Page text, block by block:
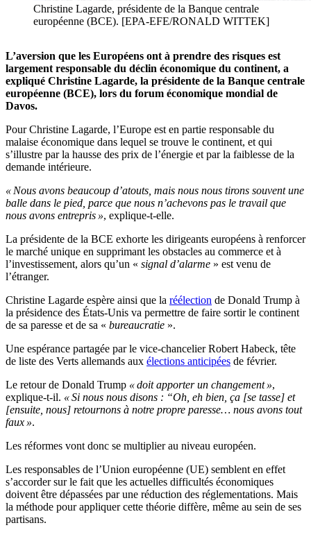
Christine Lagarde, présidente de la Banque centrale
européenne (BCE). [EPA-EFE/RONALD WITTEK]
L’aversion que les Européens ont à prendre des risques est
largement responsable du déclin économique du continent, a
expliqué Christine Lagarde, la présidente de la Banque centrale
européenne (BCE), lors du forum économique mondial de
Davos.
Pour Christine Lagarde, l’Europe est en partie responsable du
malaise économique dans lequel se trouve le continent, et qui
s’illustre par la hausse des prix de l’énergie et par la faiblesse de la
demande intérieure.
« Nous avons beaucoup d’atouts, mais nous nous tirons souvent une
balle dans le pied, parce que nous n’achevons pas le travail que
nous avons entrepris », explique-t-elle.
La présidente de la BCE exhorte les dirigeants européens à renforcer
le marché unique en supprimant les obstacles au commerce et à
l’investissement, alors qu’un « signal d’alarme » est venu de
l’étranger.
Christine Lagarde espère ainsi que la réélection de Donald Trump à
la présidence des États-Unis va permettre de faire sortir le continent
de sa paresse et de sa « bureaucratie ».
Une espérance partagée par le vice-chancelier Robert Habeck, tête
de liste des Verts allemands aux élections anticipées de février.
Le retour de Donald Trump « doit apporter un changement »,
explique-t-il. « Si nous nous disons : “Oh, eh bien, ça [se tasse] et
[ensuite, nous] retournons à notre propre paresse… nous avons tout
faux ».
Les réformes vont donc se multiplier au niveau européen.
Les responsables de l’Union européenne (UE) semblent en effet
s’accorder sur le fait que les actuelles difficultés économiques
doivent être dépassées par une réduction des réglementations. Mais
la méthode pour appliquer cette théorie diffère, même au sein de ses
partisans.